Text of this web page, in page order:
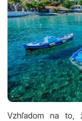
Vzhľadom na to,